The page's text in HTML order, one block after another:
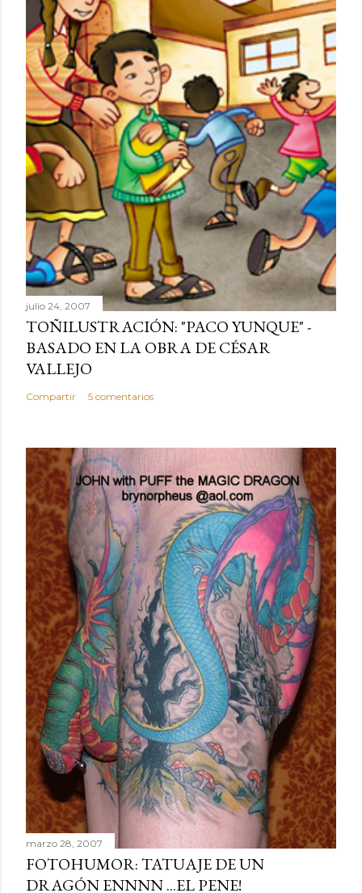
julio 24, 2007
TOÑILUSTRACIÓN: "PACO YUNQUE" -
BASADO EN LA OBRA DE CÉSAR
VALLEJO
Compartir 5 comentarios
marzo 28, 2007
FOTOHUMOR: TATUAJE DE UN
DRAGÓN ENNNN ...EL PENE!